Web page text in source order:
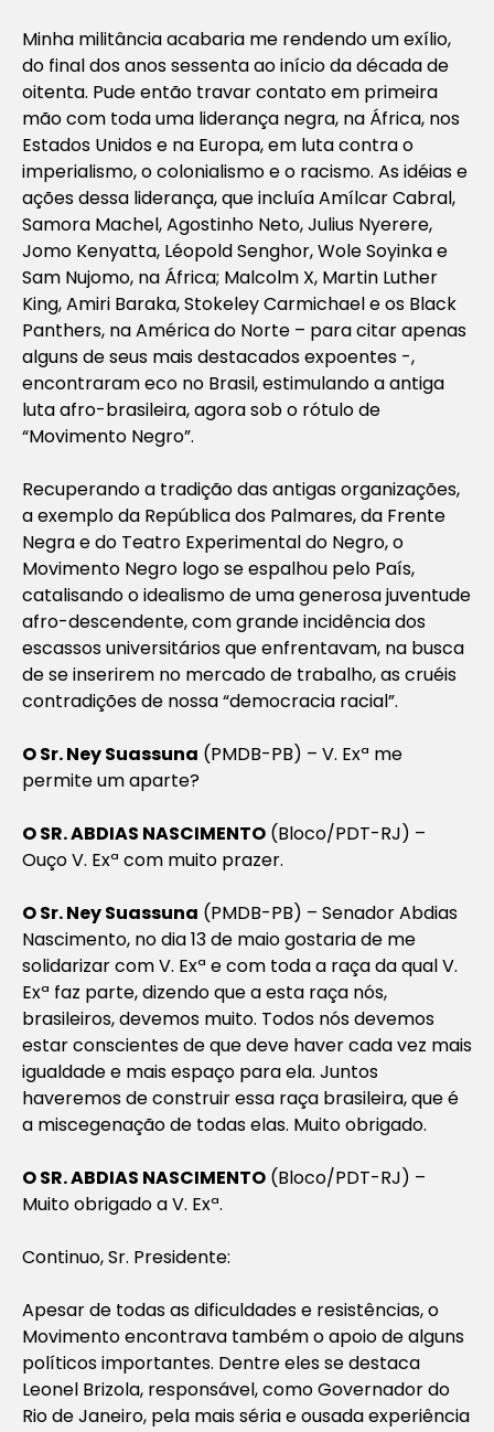
Minha militância acabaria me rendendo um exílio,
do final dos anos sessenta ao início da década de
oitenta. Pude então travar contato em primeira
mão com toda uma liderança negra, na África, nos
Estados Unidos e na Europa, em luta contra o
imperialismo, o colonialismo e o racismo. As idéias e
ações dessa liderança, que incluía Amílcar Cabral,
Samora Machel, Agostinho Neto, Julius Nyerere,
Jomo Kenyatta, Léopold Senghor, Wole Soyinka e
Sam Nujomo, na África; Malcolm X, Martin Luther
King, Amiri Baraka, Stokeley Carmichael e os Black
Panthers, na América do Norte – para citar apenas
alguns de seus mais destacados expoentes -,
encontraram eco no Brasil, estimulando a antiga
luta afro-brasileira, agora sob o rótulo de
“Movimento Negro”.
Recuperando a tradição das antigas organizações,
a exemplo da República dos Palmares, da Frente
Negra e do Teatro Experimental do Negro, o
Movimento Negro logo se espalhou pelo País,
catalisando o idealismo de uma generosa juventude
afro-descendente, com grande incidência dos
escassos universitários que enfrentavam, na busca
de se inserirem no mercado de trabalho, as cruéis
contradições de nossa “democracia racial”.
O Sr. Ney Suassuna (PMDB-PB) – V. Exª me
permite um aparte?
O SR. ABDIAS NASCIMENTO (Bloco/PDT-RJ) –
Ouço V. Exª com muito prazer.
O Sr. Ney Suassuna (PMDB-PB) – Senador Abdias
Nascimento, no dia 13 de maio gostaria de me
solidarizar com V. Exª e com toda a raça da qual V.
Exª faz parte, dizendo que a esta raça nós,
brasileiros, devemos muito. Todos nós devemos
estar conscientes de que deve haver cada vez mais
igualdade e mais espaço para ela. Juntos
haveremos de construir essa raça brasileira, que é
a miscegenação de todas elas. Muito obrigado.
O SR. ABDIAS NASCIMENTO (Bloco/PDT-RJ) –
Muito obrigado a V. Exª.
Continuo, Sr. Presidente:
Apesar de todas as dificuldades e resistências, o
Movimento encontrava também o apoio de alguns
políticos importantes. Dentre eles se destaca
Leonel Brizola, responsável, como Governador do
Rio de Janeiro, pela mais séria e ousada experiência